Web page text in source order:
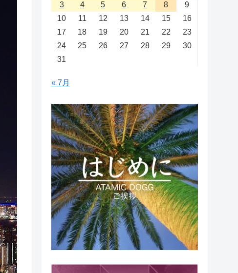
3
4 5 6 7 8
9
10
11 12 13 14 15
16
17
18 19 20 21 22
23
24
25 26 27 28 29
30
31
« 7月